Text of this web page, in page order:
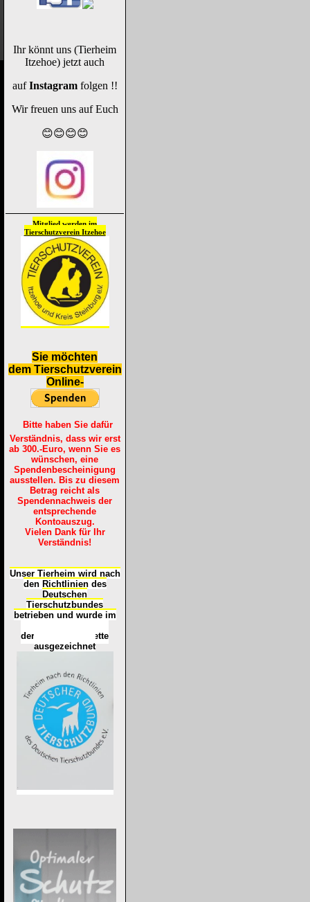
Ihr könnt uns (Tierheim
Itzehoe) jetzt auch
aufInstagramfolgen !!
Wir freuen uns auf Euch
😊😊😊😊
Mitglied werden im
Tierschutzverein Itzehoe
Sie möchten
dem Tierschutzverein
Online-
Bitte haben Sie dafür
Verständnis, dass wir erst
ab 300.-Euro, wenn Sie es
wünschen, eine
Spendenbescheinigung
ausstellen. Bis zu diesem
Betrag reicht als
Spendennachweis der
entsprechende
Kontoauszug.
Vielen Dank für Ihr
Verständnis!
Unser Tierheim wird nach
den Richtlinien des
Deutschen
Tierschutzbundes
betrieben und wurde im
der
Tierheimplakette
ausgezeichnet